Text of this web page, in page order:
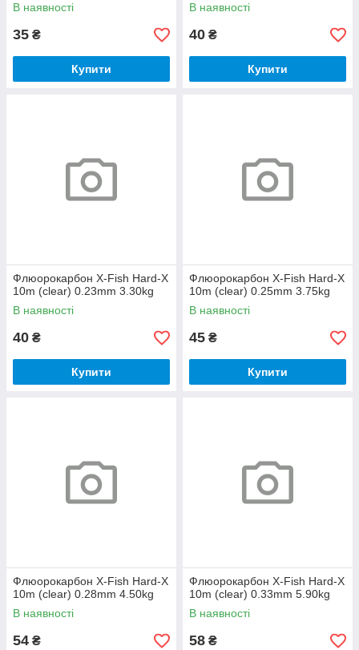
В наявності
35 ₴
Купити
В наявності
40 ₴
Купити
Флюорокарбон X-Fish Hard-X
10m (clear) 0.23mm 3.30kg
В наявності
40 ₴
Купити
Флюорокарбон X-Fish Hard-X
10m (clear) 0.25mm 3.75kg
В наявності
45 ₴
Купити
Флюорокарбон X-Fish Hard-X
10m (clear) 0.28mm 4.50kg
В наявності
54 ₴
Флюорокарбон X-Fish Hard-X
10m (clear) 0.33mm 5.90kg
В наявності
58 ₴